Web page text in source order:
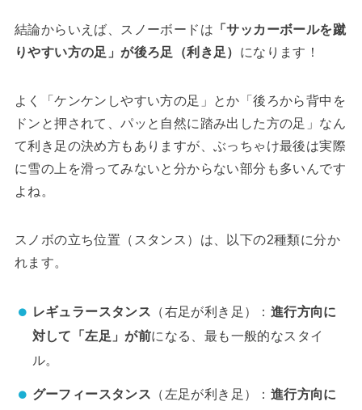
結論からいえば、スノーボードは 「サッカーボールを蹴
りやすい方の足」が後ろ足（利き足） になります！
よく「ケンケンしやすい方の足」とか「後ろから背中を
ドンと押されて、パッと自然に踏み出した方の足」なん
て利き足の決め方もありますが、ぶっちゃけ最後は実際
に雪の上を滑ってみないと分からない部分も多いんです
よね。
スノボの立ち位置（スタンス）は、以下の2種類に分か
れます。
レギュラースタンス （右足が利き足）： 進行方向に
対して「左足」が前になる、最も一般的なスタイ
ル。
グーフィースタンス （左足が利き足）： 進行方向に